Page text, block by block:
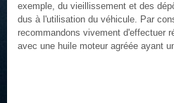
exemple, du vieillissement et des
dus à l'utilisation du véhicule. Par
recommandons vivement d'effectuer
avec une huile moteur agréée ayant